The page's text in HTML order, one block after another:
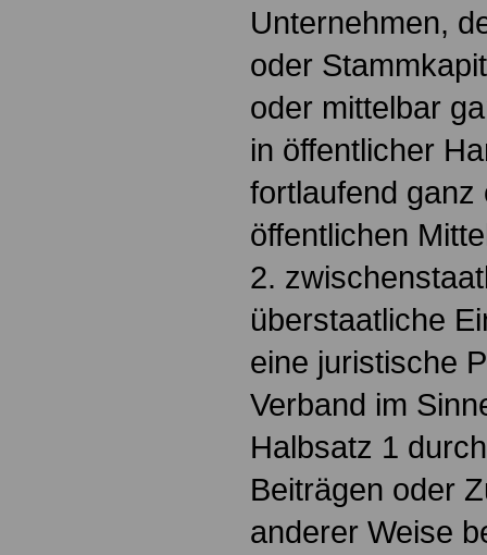
Unternehmen,
oder
oder mittelbar
in öffentlicher
fortlaufend ganz
öffentlichen
2.
überstaatliche
eine juristische
Verband im
Halbsatz 1
Beiträgen oder
anderer Weise